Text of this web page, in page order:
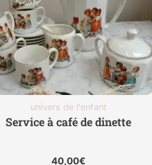
univers de l'enfant
Service à café de dinette
40,00€